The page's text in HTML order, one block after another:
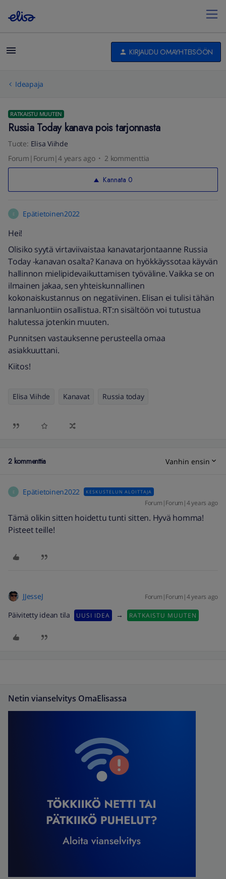
KIRJAUDU OMAYHTEISÖÖN
Ideapaja
RATKAISTU MUUTEN
Russia Today kanava pois tarjonnasta
Tuote: Elisa Viihde
Forum|Forum|4 years ago
2 kommenttia
Kannata 0
E Epätietoinen2022
Hei!
Olisiko syytä virtaviivaistaa kanavatarjontaanne Russia
Today -kanavan osalta? Kanava on hyökkäyssotaa käyvän
hallinnon mielipidevaikuttamisen työväline. Vaikka se on
ilmainen jakaa, sen yhteiskunnallinen
kokonaiskustannus on negatiivinen. Elisan ei tulisi tähän
lannanluontiin osallistua. RT:n sisältöön voi tutustua
halutessa jotenkin muuten.
Punnitsen vastauksenne perusteella omaa
asiakkuuttani.
Kiitos!
Elisa Viihde Kanavat Russia today
2 kommenttia Vanhin ensin
E Epätietoinen2022 KESKUSTELUN ALOITTAJA
Forum|Forum|4 years ago
Tämä olikin sitten hoidettu tunti sitten. Hyvä homma!
Pisteet teille!
JJesseJ Forum|Forum|4 years ago
Päivitetty idean tila UUSI IDEA → RATKAISTU MUUTEN
Netin vianselvitys OmaElisassa